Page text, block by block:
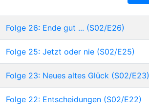
Folge 26: Ende gut ... (S02/E26)
Folge 25: Jetzt oder nie (S02/E25)
Folge 23: Neues altes Glück (S02/E23)
Folge 22: Entscheidungen (S02/E22)